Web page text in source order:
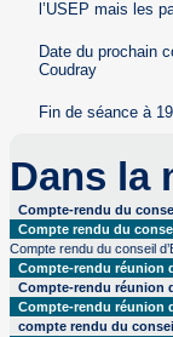
l’USEP mais les
Date du prochain
Coudray
Fin de séance à
Dans la
Compte-rendu du
Compte rendu du
Compte rendu du conseil
Compte-rendu réunion
Compte-rendu réunion
Compte-rendu réunion
compte rendu du